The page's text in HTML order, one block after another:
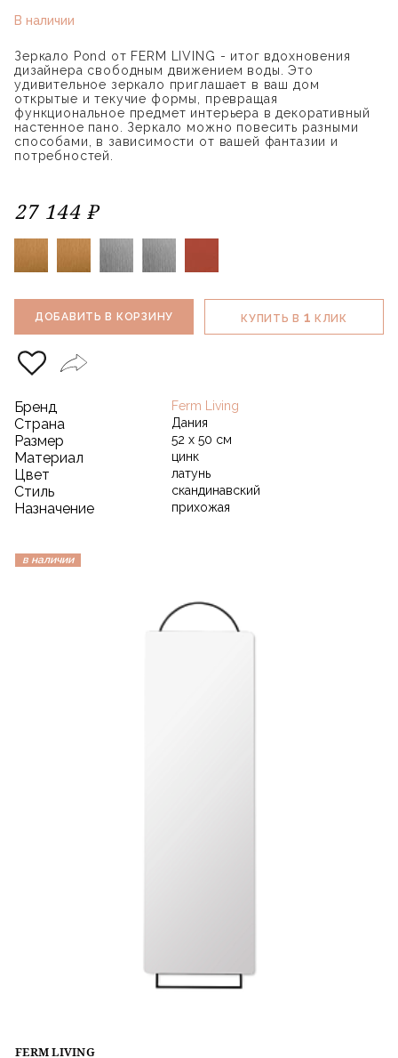
В наличии
Зеркало Pond от FERM LIVING - итог вдохновения
дизайнера свободным движением воды. Это
удивительное зеркало приглашает в ваш дом
открытые и текучие формы, превращая
функциональное предмет интерьера в декоративный
настенное пано. Зеркало можно повесить разными
способами, в зависимости от вашей фантазии и
потребностей.
27 144 ₽
ДОБАВИТЬ В КОРЗИНУ КУПИТЬ В 1 КЛИК
Бренд Ferm Living
Страна Дания
Размер 52 х 50 см
Материал цинк
Цвет латунь
Стиль скандинавский
Назначение прихожая
в наличии
FERM LIVING